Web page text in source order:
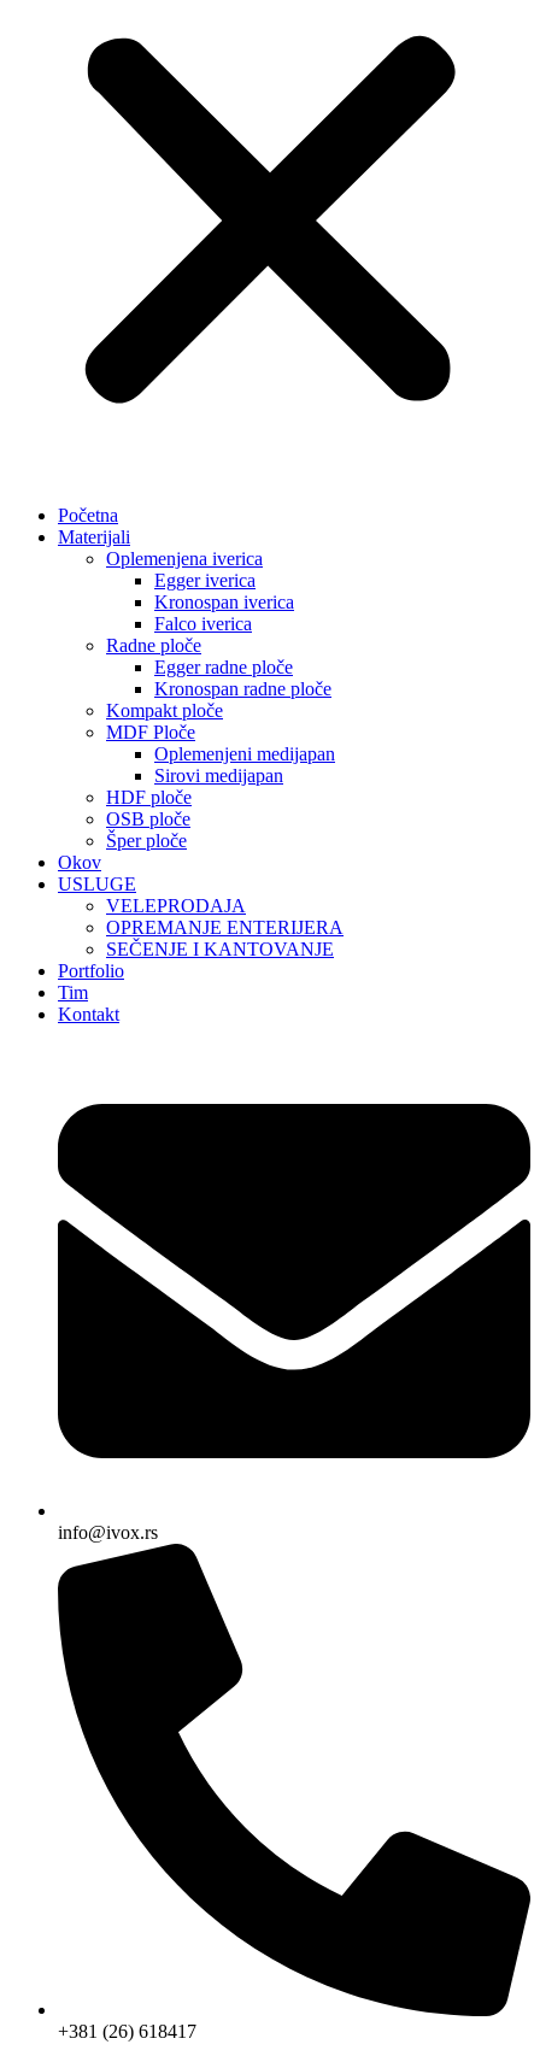
Početna
Materijali
Oplemenjena iverica
Egger iverica
Kronospan iverica
Falco iverica
Radne ploče
Egger radne ploče
Kronospan radne ploče
Kompakt ploče
MDF Ploče
Oplemenjeni medijapan
Sirovi medijapan
HDF ploče
OSB ploče
Šper ploče
Okov
USLUGE
VELEPRODAJA
OPREMANJE ENTERIJERA
SEČENJE I KANTOVANJE
Portfolio
Tim
Kontakt
info@ivox.rs
+381 (26) 618417